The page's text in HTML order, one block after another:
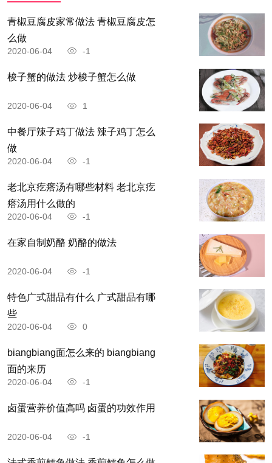
青椒豆腐皮家常做法 青椒豆腐皮怎
么做
2020-06-04 -1
梭子蟹的做法 炒梭子蟹怎么做
2020-06-04 1
中餐厅辣子鸡丁做法 辣子鸡丁怎么
做
2020-06-04 -1
老北京疙瘩汤有哪些材料 老北京疙
瘩汤用什么做的
2020-06-04 -1
在家自制奶酪 奶酪的做法
2020-06-04 -1
特色广式甜品有什么 广式甜品有哪
些
2020-06-04 0
biangbiang面怎么来的 biangbiang
面的来历
2020-06-04 -1
卤蛋营养价值高吗 卤蛋的功效作用
2020-06-04 -1